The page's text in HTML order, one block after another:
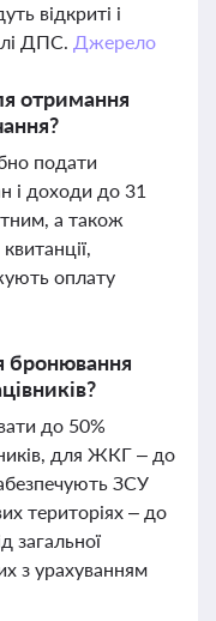
відкриті і
ДПС. Джерело
отримання
подати
і доходи до 31
а також
оплату
бронювання
до 50%
для ЖКГ – до
ЗСУ
територіях – до
загальної
з урахуванням